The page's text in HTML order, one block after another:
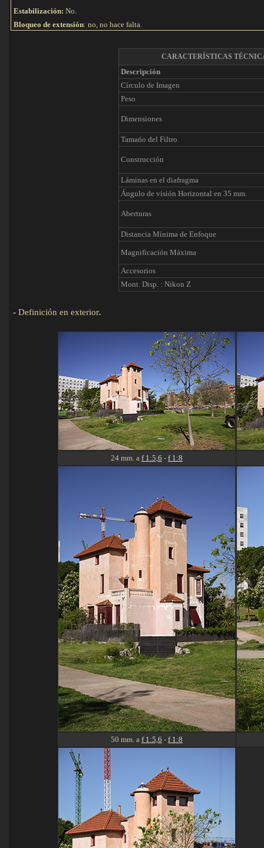
Estabilización: No.
Bloqueo de extensión: no, no hace falta.
CARACTERÍSTICAS
Descripción
Círculo de Imagen
Peso
Dimensiones
Tamańo del Filtro
Construcción
Láminas en el diafragma
Ángulo de visión Horizontal en 35 mm.
Aberturas
Distancia Mínima de Enfoque
Magnificación Máxima
Accesorios
Mont. Disp. : Nikon Z
- Definición en exterior.
24 mm. a f 1:5,6 - f 1:8
50 mm. a f 1:5,6 - f 1:8